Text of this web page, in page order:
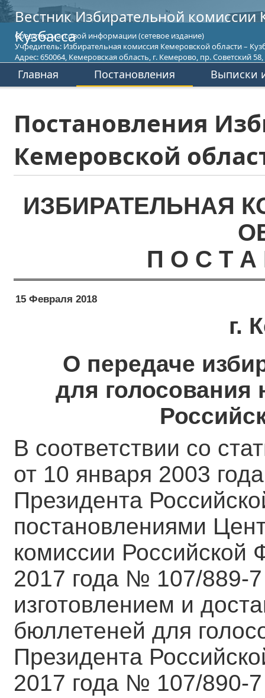
Вестник Избирательной комиссии
Кузбасса
Средство массовой информации (сетевое издание)
Учредитель: Избирательная комиссия Кемеровской области –
Адрес: 650064, Кемеровская область, г. Кемерово, пр. Советский 58,
Главная Постановления Выписки
Постановления
Кемеровской
ИЗБИРАТЕЛЬНАЯ
П О С Т А
15 Февраля 2018
г.
О передаче
для голосования
В соответствии со
от 10 января 2003
Президента
постановлениями
комиссии Российской
2017 года № 107/889-
изготовлением и
бюллетеней для
Президента
2017 года № 107/890-